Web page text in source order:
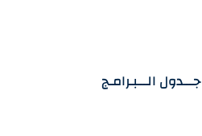
جـــدول الـــبـرامـج